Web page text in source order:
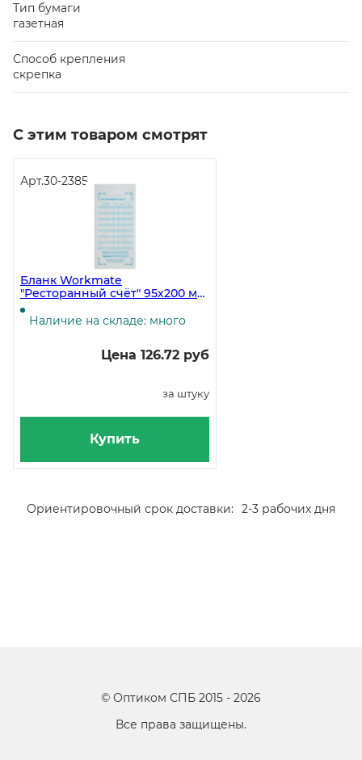
Тип бумаги
газетная
Способ крепления
скрепка
С этим товаром смотрят
Арт.30-2385
Бланк Workmate
"Ресторанный счёт" 95х200 мм,
самокопирка, 2-слойная, 50
экземпляров
Наличие на складе: много
Цена 126.72 руб
за штуку
Купить
Ориентировочный срок доставки: 2-3 рабочих дня
© Оптиком СПБ 2015 - 2026
Все права защищены.